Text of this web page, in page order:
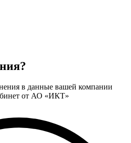
в данные вашей компании
от АО «ИКТ»